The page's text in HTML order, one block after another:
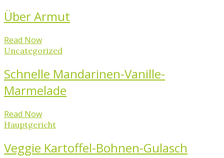
Über Armut
Read Now
Uncategorized
Schnelle Mandarinen-Vanille-
Marmelade
Read Now
Hauptgericht
Veggie Kartoffel-Bohnen-Gulasch